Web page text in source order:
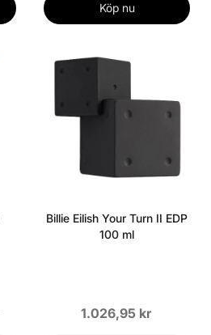
Köp nu
Billie Eilish Your Turn II EDP
100 ml
1.026,95 kr